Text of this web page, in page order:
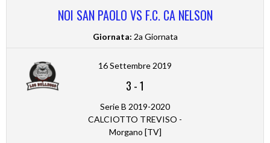
NOI SAN PAOLO VS F.C. CA NELSON
Giornata: 2a Giornata
16 Settembre 2019
3 -1
Serie B 2019-2020
CALCIOTTO TREVISO -
Morgano [TV]